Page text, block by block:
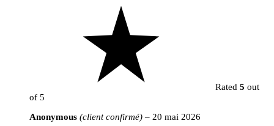
Rated 5 out
of 5
Anonymous (client confirmé) – 20 mai 2026